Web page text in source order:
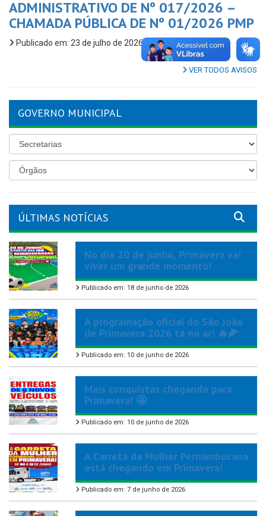
ADMINISTRATIVO DE Nº 017/2026 –
CHAMADA PÚBLICA DE Nº 01/2026 PMP
Publicado em: 23 de julho de 2026
VER TODOS AVISOS
GOVERNO MUNICIPAL
ÚLTIMAS NOTÍCIAS
No dia 20 de junho, Primavera vai
viver um grande momento!
Publicado em: 18 de junho de 2026
A programação oficial do São João
de Primavera 2026 tá no ar! 🔥🌽
Publicado em: 10 de junho de 2026
Mais conquistas chegando para
Primavera! 🤩
Publicado em: 10 de junho de 2026
A Carreta da Mulher Pernambucana
está chegando em Primavera!
Publicado em: 7 de junho de 2026